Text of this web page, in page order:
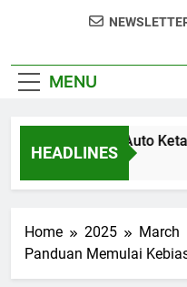
Skill
MENU
HEADLINES
Main Bareng Auto
1 Month Ago
Home 2025 March
Panduan Memulai